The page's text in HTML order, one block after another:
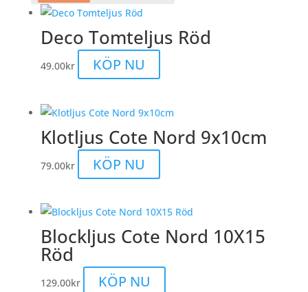
Deco Tomteljus Röd
49.00kr KÖP NU
Klotljus Cote Nord 9x10cm
79.00kr KÖP NU
här
har
flera
De
Blockljus Cote Nord 10X15
Röd
129.00kr KÖP NU